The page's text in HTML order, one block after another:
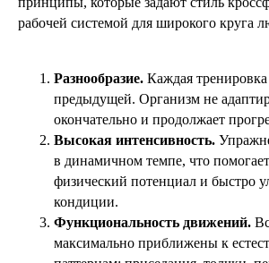
рабочей системой для широкого круга
Разнообразие. Каждая тренировка
предыдущей. Организм не
окончательно и продолжает
Высокая интенсивность.
в динамичном темпе, что
физический потенциал и быстро
кондиции.
Функциональность движений.
максимально приближены к